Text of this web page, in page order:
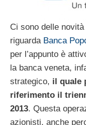
Ci sono delle
riguarda Banca
per l’appunto è
la banca veneta,
strategico, il quale
riferimento il
2013. Questa
azionisti, anche